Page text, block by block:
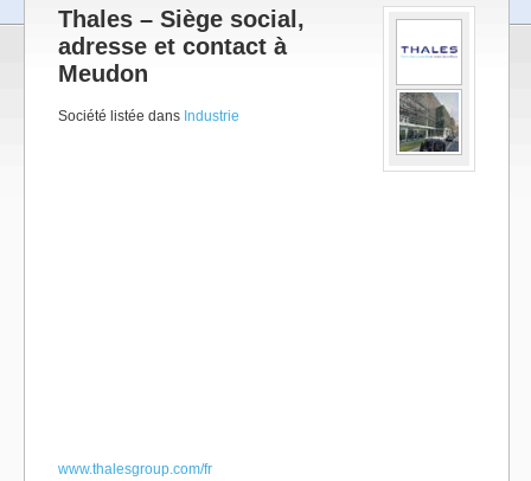
Thales – Siège social,
adresse et contact à
Meudon
Société listée dans Industrie
www.thalesgroup.com/fr